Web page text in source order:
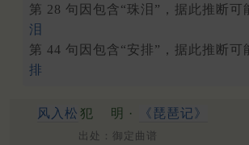
第 28 句因包含“珠泪”，据此推断可
泪
第 44 句因包含“安排”，据此推断可
排
风入松 犯 明 · 《琵琶记》
出处：御定曲谱